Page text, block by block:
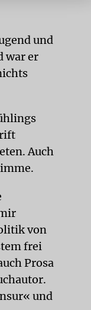
und
war er
Auch
von
frei
Prosa
und